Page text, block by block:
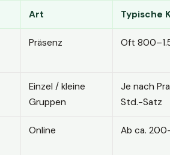
Art Typische
Präsenz Oft
Einzel / kleine
Gruppen
Je nach
Std.-Satz
Online Ab ca.